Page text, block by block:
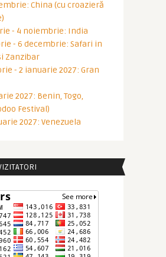
China (cu croazieră
- 4 noiembrie: India
- 6 decembrie: Safari in
Zanzibar
- 2 ianuarie 2027: Gran
2027: Benin, Togo,
Festival)
2027: Venezuela